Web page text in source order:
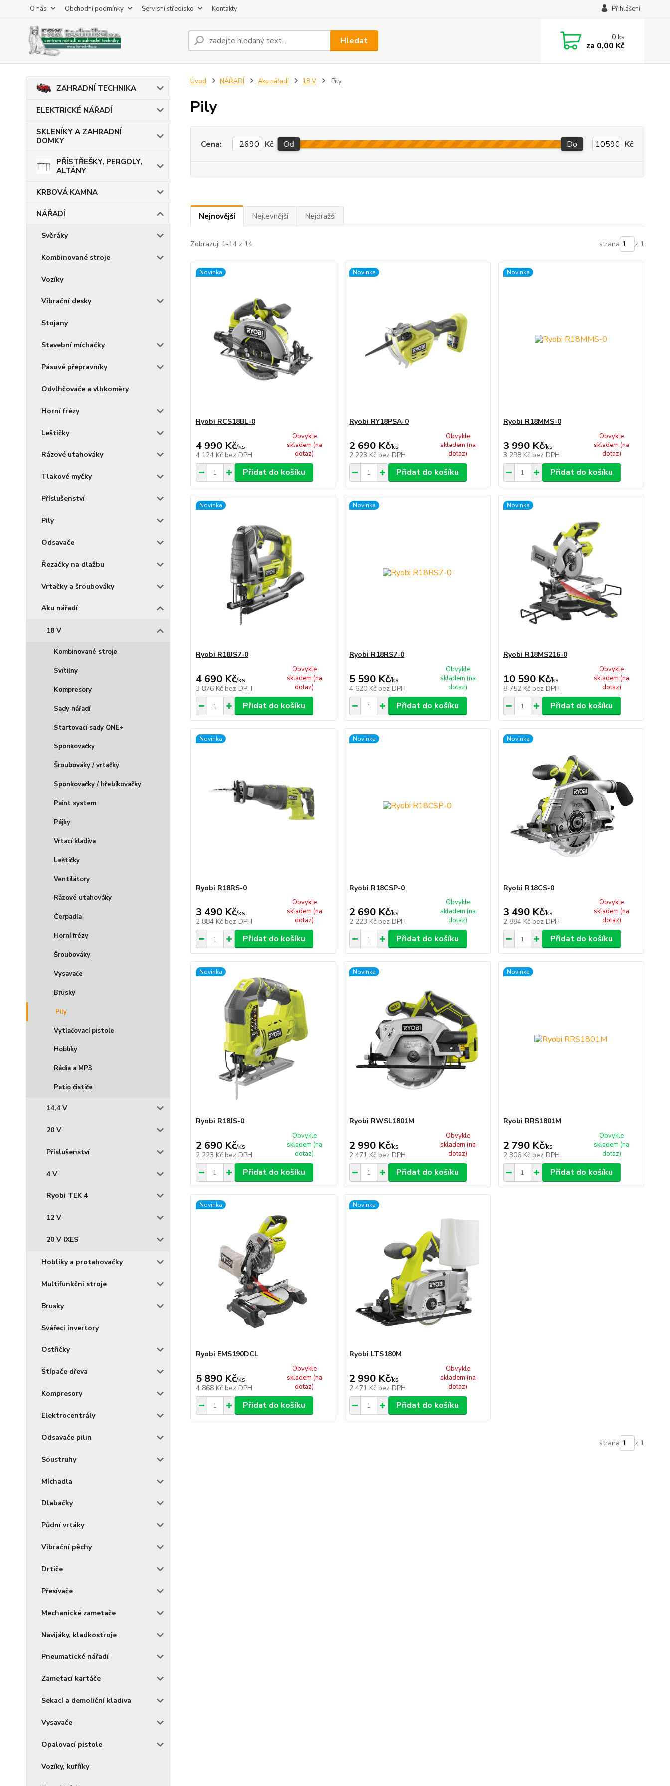
O nás Obchodní podmínky Servisní středisko Kontakty Přihlášení
Hledat 0ks
za 0,00 Kč
ZAHRADNÍ TECHNIKA
ELEKTRICKÉ NÁŘADÍ
SKLENÍKY A ZAHRADNÍ
DOMKY
PŘÍSTŘEŠKY, PERGOLY,
ALTÁNY
KRBOVÁ KAMNA
NÁŘADÍ
Svěráky
Kombinované stroje
Vozíky
Vibrační desky
Stojany
Stavební míchačky
Pásové přepravníky
Odvlhčovače a vlhkoměry
Horní frézy
Leštičky
Rázové utahováky
Tlakové myčky
Příslušenství
Pily
Odsavače
Řezačky na dlažbu
Vrtačky a šroubováky
Aku nářadí
18 V
Kombinované stroje
Svítilny
Kompresory
Sady nářadí
Startovací sady ONE+
Sponkovačky
Šroubováky / vrtačky
Sponkovačky / hřebíkovačky
Paint system
Pájky
Vrtací kladiva
Leštičky
Ventilátory
Rázové utahováky
Čerpadla
Horní frézy
Šroubováky
Vysavače
Brusky
Pily
Vytlačovací pistole
Hoblíky
Rádia a MP3
Patio čističe
14,4 V
20 V
Příslušenství
4 V
Ryobi TEK 4
12 V
20 V IXES
Hoblíky a protahovačky
Multifunkční stroje
Brusky
Svářecí invertory
Ostřičky
Štípače dřeva
Kompresory
Elektrocentrály
Odsavače pilin
Soustruhy
Míchadla
Dlabačky
Půdní vrtáky
Vibrační pěchy
Drtiče
Přesívače
Mechanické zametače
Navijáky, kladkostroje
Pneumatické nářadí
Zametací kartáče
Sekací a demoliční kladiva
Vysavače
Opalovací pistole
Vozíky, kufříky
Úvod NÁŘADÍ Aku nářadí 18 V Pily
Pily
Cena: Kč Od Do Kč
Nejnovější Nejlevnější Nejdražší
Zobrazuji 1-14 z 14 strana z 1
Novinka
Ryobi RCS18BL-0
4 990 Kč/ks
4 124 Kč bez DPH
Obvykle
skladem (na
dotaz)
Přidat do košíku
Novinka
Ryobi RY18PSA-0
2 690 Kč/ks
2 223 Kč bez DPH
Obvykle
skladem (na
dotaz)
Přidat do košíku
Novinka
Ryobi R18MMS-0
3 990 Kč/ks
3 298 Kč bez DPH
Obvykle
skladem (na
dotaz)
Přidat do košíku
Novinka
Ryobi R18JS7-0
4 690 Kč/ks
3 876 Kč bez DPH
Obvykle
skladem (na
dotaz)
Přidat do košíku
Novinka
Ryobi R18RS7-0
5 590 Kč/ks
4 620 Kč bez DPH
Obvykle
skladem (na
dotaz)
Přidat do košíku
Novinka
Ryobi R18MS216-0
10 590 Kč/ks
8 752 Kč bez DPH
Obvykle
skladem (na
dotaz)
Přidat do košíku
Novinka
Ryobi R18RS-0
3 490 Kč/ks
2 884 Kč bez DPH
Obvykle
skladem (na
dotaz)
Přidat do košíku
Novinka
Ryobi R18CSP-0
2 690 Kč/ks
2 223 Kč bez DPH
Obvykle
skladem (na
dotaz)
Přidat do košíku
Novinka
Ryobi R18CS-0
3 490 Kč/ks
2 884 Kč bez DPH
Obvykle
skladem (na
dotaz)
Přidat do košíku
Novinka
Ryobi R18JS-0
2 690 Kč/ks
2 223 Kč bez DPH
Obvykle
skladem (na
dotaz)
Přidat do košíku
Novinka
Ryobi RWSL1801M
2 990 Kč/ks
2 471 Kč bez DPH
Obvykle
skladem (na
dotaz)
Přidat do košíku
Novinka
Ryobi RRS1801M
2 790 Kč/ks
2 306 Kč bez DPH
Obvykle
skladem (na
dotaz)
Přidat do košíku
Novinka
Ryobi EMS190DCL
5 890 Kč/ks
4 868 Kč bez DPH
Obvykle
skladem (na
dotaz)
Přidat do košíku
Novinka
Ryobi LTS180M
2 990 Kč/ks
2 471 Kč bez DPH
Obvykle
skladem (na
dotaz)
Přidat do košíku
strana z 1